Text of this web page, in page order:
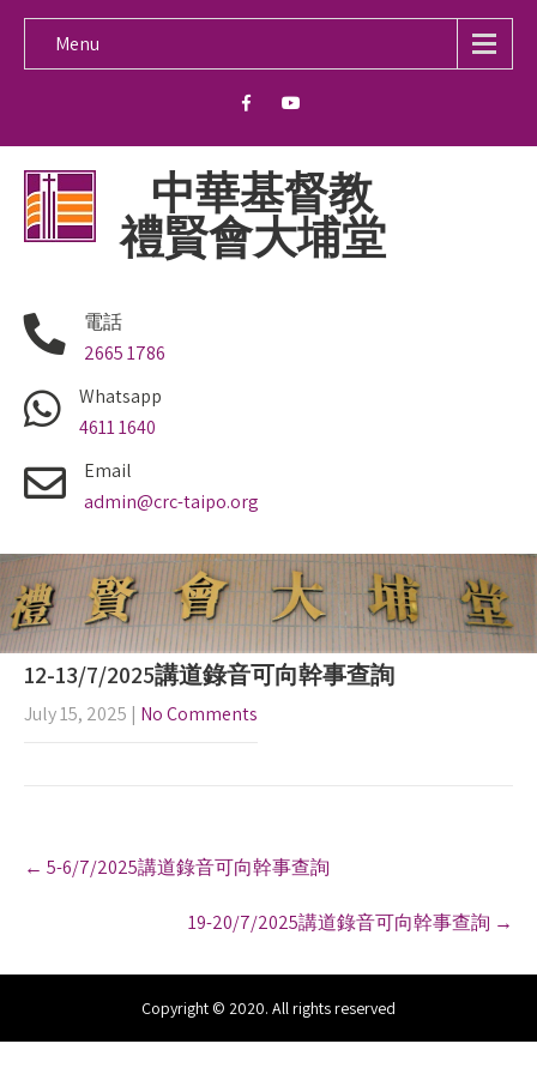
Menu
中華基督教
禮賢會大埔堂
電話
2665 1786
Whatsapp
4611 1640
Email
admin@crc-taipo.org
12-13/7/2025講道錄音可向幹事查詢
July 15, 2025 | No Comments
o
a
i
← 5-6/7/2025講道錄音可向幹事查詢
19-20/7/2025講道錄音可向幹事查詢 →
Copyright © 2020. All rights reserved